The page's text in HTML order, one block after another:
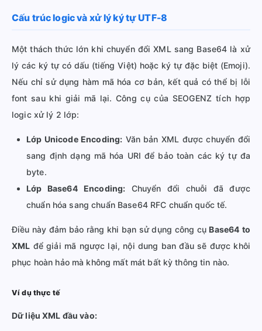
Cấu trúc logic và xử lý ký tự UTF-8
Một thách thức lớn khi chuyển đổi XML sang Base64 là xử
lý các ký tự có dấu (tiếng Việt) hoặc ký tự đặc biệt (Emoji).
Nếu chỉ sử dụng hàm mã hóa cơ bản, kết quả có thể bị lỗi
font sau khi giải mã lại. Công cụ của SEOGENZ tích hợp
logic xử lý 2 lớp:
Lớp Unicode Encoding: Văn bản XML được chuyển đổi
sang định dạng mã hóa URI để bảo toàn các ký tự đa
byte.
Lớp Base64 Encoding: Chuyển đổi chuỗi đã được
chuẩn hóa sang chuẩn Base64 RFC chuẩn quốc tế.
Điều này đảm bảo rằng khi bạn sử dụng công cụ Base64 to
XML để giải mã ngược lại, nội dung ban đầu sẽ được khôi
phục hoàn hảo mà không mất mát bất kỳ thông tin nào.
Ví dụ thực tế
Dữ liệu XML đầu vào: